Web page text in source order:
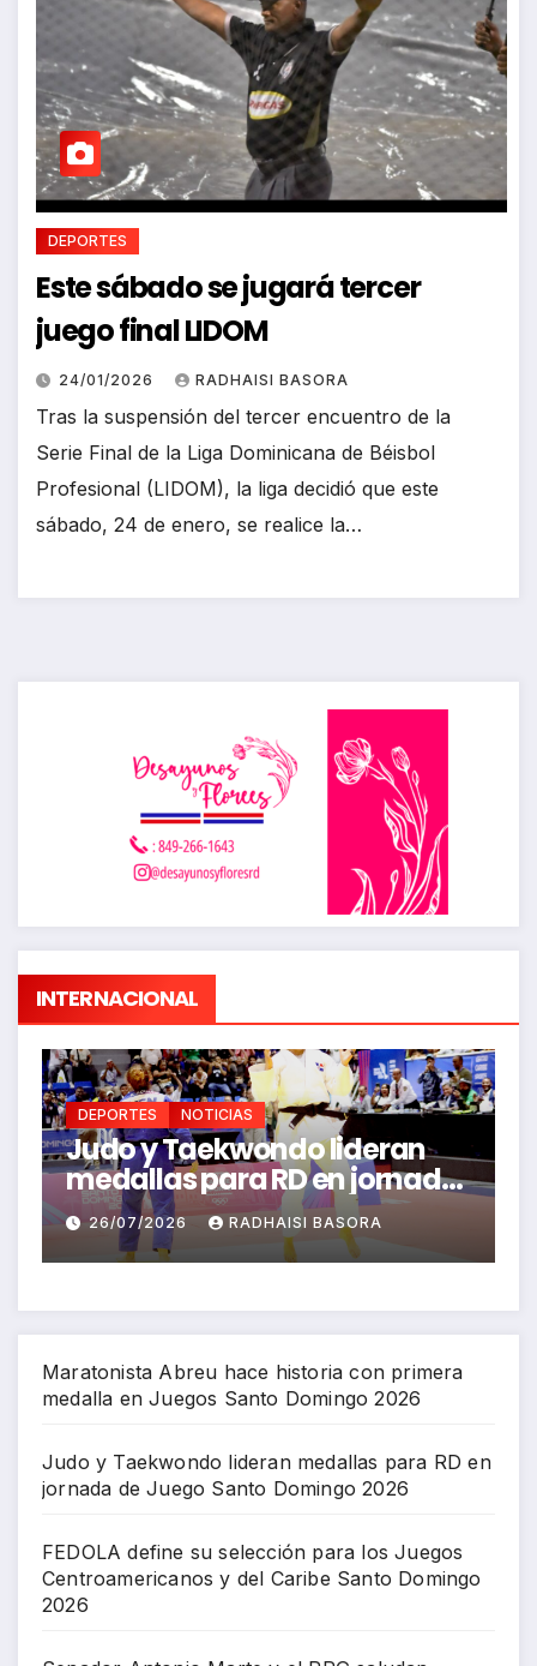
DEPORTES
Este sábado se jugará tercer
juego final LIDOM
24/01/2026 RADHAISI BASORA
Tras la suspensión del tercer encuentro de la
Serie Final de la Liga Dominicana de Béisbol
Profesional (LIDOM), la liga decidió que este
sábado, 24 de enero, se realice la…
INTERNACIONAL
jornada
DEPORTES NOTICIAS
FEDOLA define su
para los Juegos
Centroamericanos y del
Caribe Santo Domingo
26/07/2026 RICHARD BAZIL
Maratonista Abreu hace historia con primera
medalla en Juegos Santo Domingo 2026
Judo y Taekwondo lideran medallas para RD en
jornada de Juego Santo Domingo 2026
FEDOLA define su selección para los Juegos
Centroamericanos y del Caribe Santo Domingo
2026